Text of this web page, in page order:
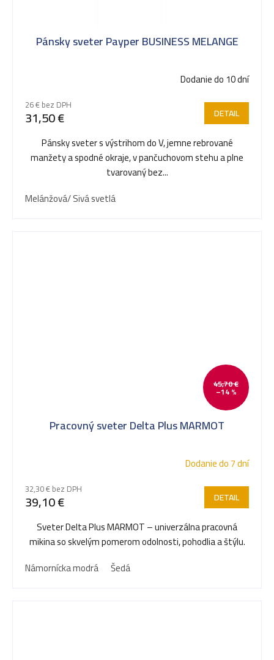
Pánsky sveter Payper BUSINESS MELANGE
Dodanie do 10 dní
26 € bez DPH
31,50 € DETAIL
Pánsky sveter s výstrihom do V, jemne rebrované
manžety a spodné okraje, v pančuchovom stehu a plne
tvarovaný bez...
Melánžová/ Sivá svetlá
45,70 €
–14 %
Pracovný sveter Delta Plus MARMOT
Dodanie do 7 dní
32,30 € bez DPH
39,10 € DETAIL
Sveter Delta Plus MARMOT – univerzálna pracovná
mikina so skvelým pomerom odolnosti, pohodlia a štýlu.
Námornícka modrá
Šedá